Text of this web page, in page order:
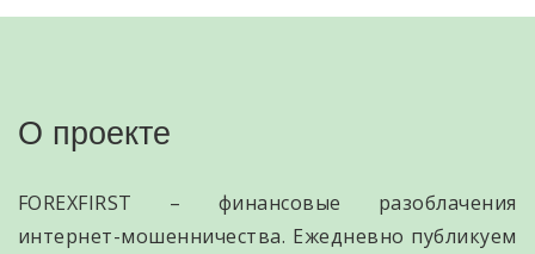
О проекте
FOREXFIRST – финансовые разоблачения
интернет-мошенничества. Ежедневно публикуем